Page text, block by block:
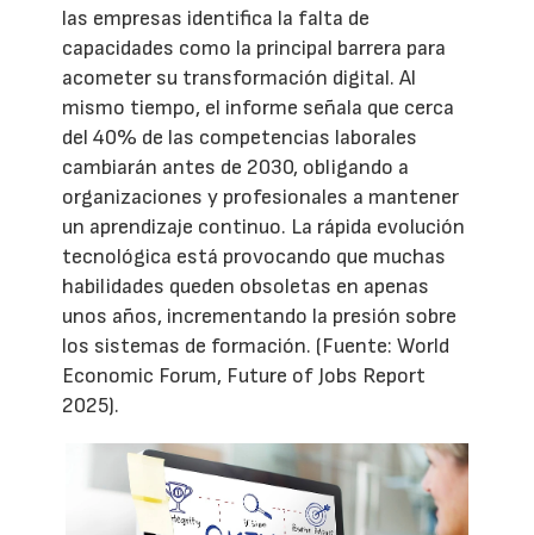
las empresas identifica la falta de
capacidades como la principal barrera para
acometer su transformación digital. Al
mismo tiempo, el informe señala que cerca
del 40% de las competencias laborales
cambiarán antes de 2030, obligando a
organizaciones y profesionales a mantener
un aprendizaje continuo. La rápida evolución
tecnológica está provocando que muchas
habilidades queden obsoletas en apenas
unos años, incrementando la presión sobre
los sistemas de formación. (Fuente: World
Economic Forum, Future of Jobs Report
2025).